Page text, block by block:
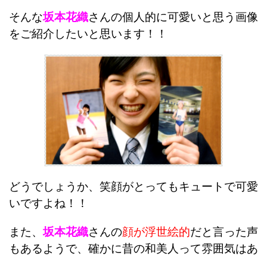
そんな坂本花織さんの個人的に可愛いと思う画像
をご紹介したいと思います！！
どうでしょうか、笑顔がとってもキュートで可愛
いですよね！！
また、坂本花織さんの顔が浮世絵的だと言った声
もあるようで、確かに昔の和美人って雰囲気はあ